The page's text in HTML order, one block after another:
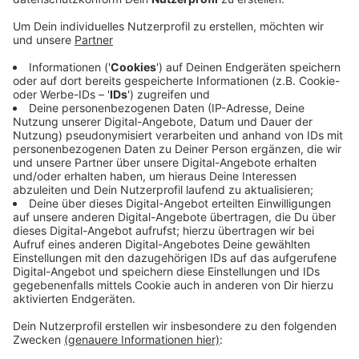
Ab 35 Grad Raumtemperatur ist ein Büro ohne
geeignet. So steht es in der
Arbeitsstättenverordnung. Der Unternehmerverband
Niederrhein weist aber dennoch darauf hin, dass es
kein Recht auf Hitzefrei im Arbeitsleben gibt.
Stattdessen müssen Arbeitgeber und Beschäftigte
gemeinsam die Situation meistern und Maßnahmen
treffen. Das bedeutet beispielsweise
Arbeitszeitverlegung, statt schwere körperliche Arbeit
in den heißen Stunden. Schwangere, stillende Mütter
sowie ältere und gesundheitlich gefährdete
Arbeitnehmer müssen geschont werden.
Anzeige